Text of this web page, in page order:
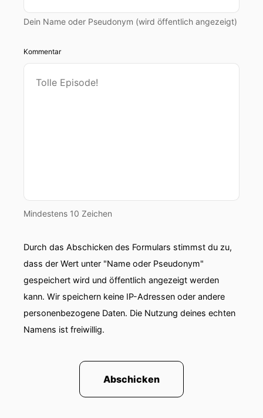
Dein Name oder Pseudonym (wird öffentlich angezeigt)
Kommentar
Mindestens 10 Zeichen
Durch das Abschicken des Formulars stimmst du zu,
dass der Wert unter "Name oder Pseudonym"
gespeichert wird und öffentlich angezeigt werden
kann. Wir speichern keine IP-Adressen oder andere
personenbezogene Daten. Die Nutzung deines echten
Namens ist freiwillig.
Abschicken